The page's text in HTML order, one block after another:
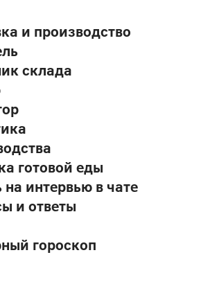
и производство
склада
готовой еды
на интервью в чате
и ответы
гороскоп